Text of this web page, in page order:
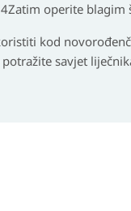
Zatim operite blagim
kod
savjet